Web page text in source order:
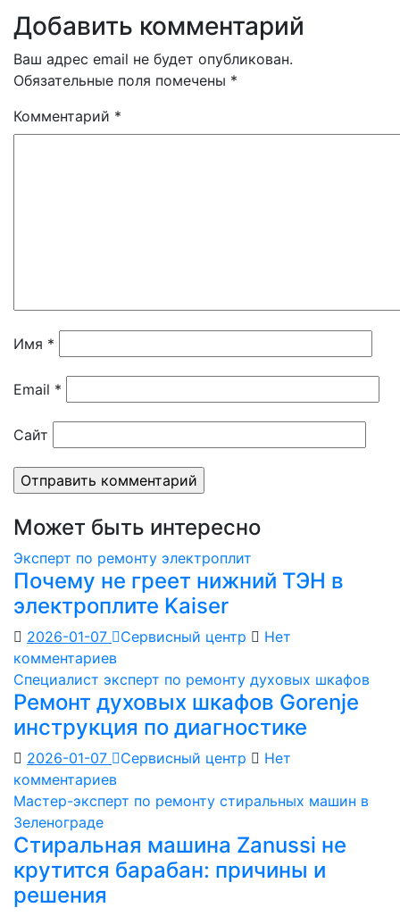
Добавить комментарий
Ваш адрес email не будет опубликован.
Обязательные поля помечены *
Комментарий *
Имя *
Email *
Сайт
Может быть интересно
Эксперт по ремонту электроплит
Почему не греет нижний ТЭН в
электроплите Kaiser
2026-01-07 Сервисный центр
Нет
комментариев
Специалист эксперт по ремонту духовых шкафов
Ремонт духовых шкафов Gorenje
инструкция по диагностике
2026-01-07 Сервисный центр
Нет
комментариев
Мастер-эксперт по ремонту стиральных машин в
Зеленограде
Стиральная машина Zanussi не
крутится барабан: причины и
решения